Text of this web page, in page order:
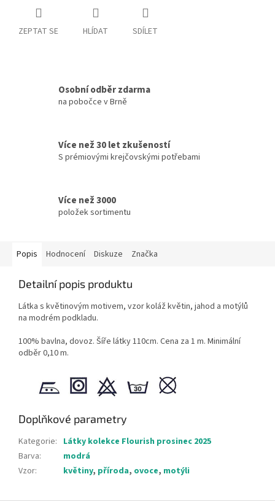
ZEPTAT SE HLÍDAT SDÍLET
Osobní odběr zdarma
na pobočce v Brně
Více než 30 let zkušeností
S prémiovými krejčovskými potřebami
Více než 3000
položek sortimentu
Popis Hodnocení Diskuze Značka
Detailní popis produktu
Látka s květinovým motivem, vzor koláž květin, jahod a motýlů
na modrém podkladu.
100% bavlna, dovoz. Šíře látky 110cm. Cena za 1 m. Minimální
odběr 0,10 m.
Doplňkové parametry
Kategorie: Látky kolekce Flourish prosinec 2025
Barva:
modrá
Vzor: květiny, příroda, ovoce, motýli